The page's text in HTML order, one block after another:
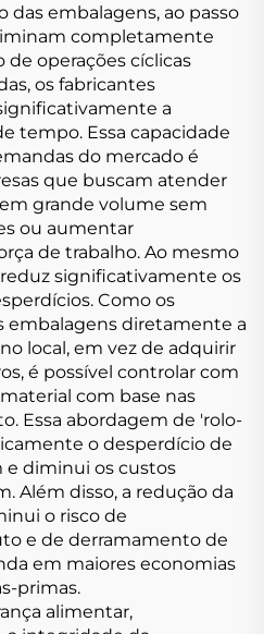
das embalagens, ao passo
completamente
de operações cíclicas
os fabricantes
a
tempo. Essa capacidade
do mercado é
que buscam atender
grande volume sem
ou aumentar
de trabalho. Ao mesmo
significativamente os
Como os
embalagens diretamente a
local, em vez de adquirir
é possível controlar com
com base nas
Essa abordagem de 'rolo-
o desperdício de
e diminui os custos
Além disso, a redução da
o risco de
e de derramamento de
em maiores economias
primas.
alimentar,